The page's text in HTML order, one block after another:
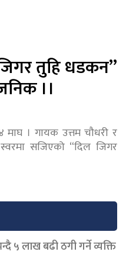
तुहि धडकन”
।।
माघ । गायक उत्तम चौधरी र
सजिएको “दिल जिगर
५ लाख बढी ठगी गर्ने व्यक्ति